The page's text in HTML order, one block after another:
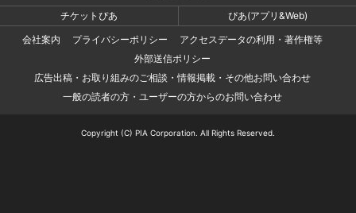
チケットぴあ
ぴあ(アプリ&Web)
会社案内
プライバシーポリシー
アクセスデータの利用・著作権等
外部送信ポリシー
広告出稿・お取り組みのご相談・情報掲載・その他お問い合わせ
一般の読者の方・ユーザーの方からのお問い合わせ
Copyright (C) PIA Corporation. All Rights Reserved.